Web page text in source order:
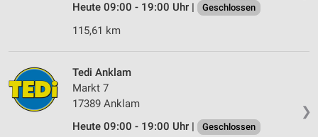
Heute 09:00 - 19:00 Uhr |
Geschlossen
115,61 km
❯
Tedi Anklam
Markt 7
17389 Anklam
Heute 09:00 - 19:00 Uhr |
Geschlossen